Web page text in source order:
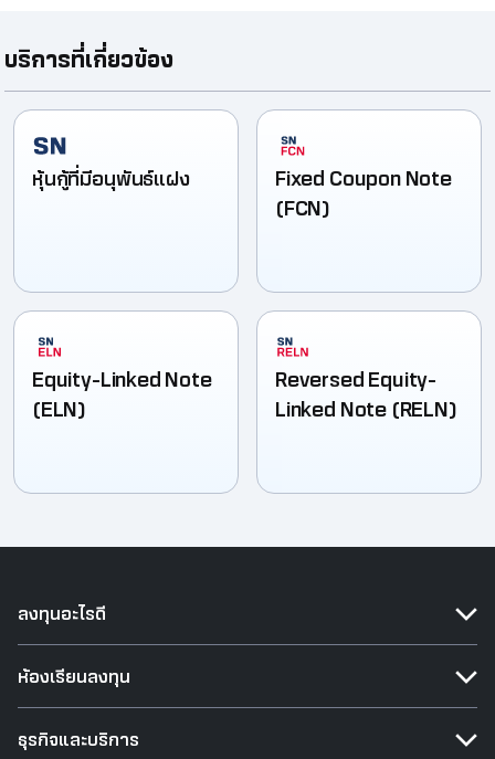
บริการที่เกี่ยวข้อง
หุ้นกู้ที่มีอนุพันธ์แฝง
Fixed Coupon Note
(FCN)
Equity-Linked Note
(ELN)
Reversed Equity-
Linked Note (RELN)
ลงทุนอะไรดี
ห้องเรียนลงทุน
ธุรกิจและบริการ